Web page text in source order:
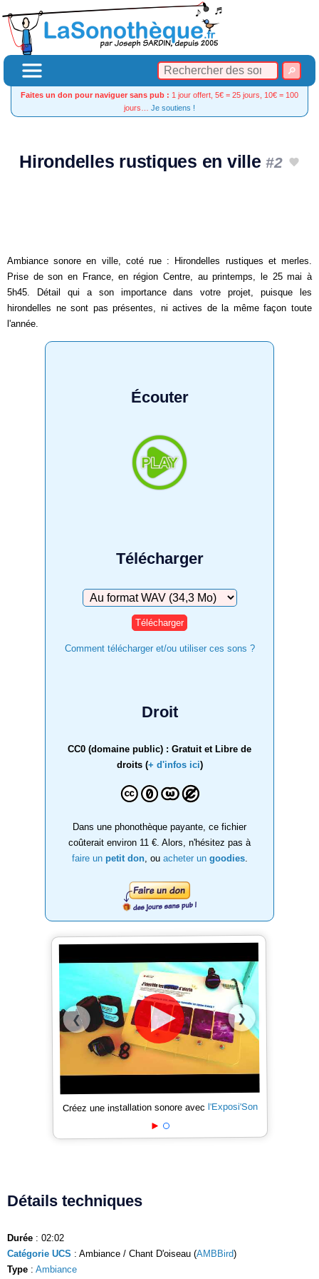
Faites un don pour naviguer sans pub : 1 jour offert, 5€ = 25 jours, 10€ = 100
jours… Je soutiens !
Hirondelles rustiques en ville#2
Ambiance sonore en ville, coté rue : Hirondelles rustiques et merles.
Prise de son en France, en région Centre, au printemps, le 25 mai à
5h45. Détail qui a son importance dans votre projet, puisque les
hirondelles ne sont pas présentes, ni actives de la même façon toute
l'année.
Écouter
Télécharger
Télécharger
Comment télécharger et/ou utiliser ces sons ?
Droit
CC0 (domaine public) : Gratuit et Libre de
droits (+ d'infos ici)
Dans une phonothèque payante, ce fichier
coûterait environ 11 €. Alors, n'hésitez pas à
faire un petit don, ou acheter un goodies.
❮ ❯
Créez une installation sonore avec l'Exposi'Son
Détails techniques
Durée : 02:02
Catégorie UCS : Ambiance / Chant D'oiseau (AMBBird)
Type : Ambiance